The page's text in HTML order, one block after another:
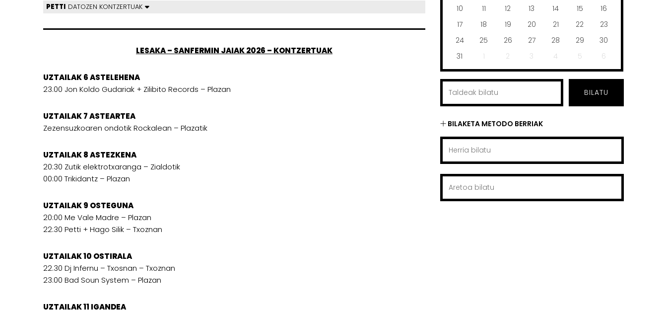
PETTI DATOZEN KONTZERTUAK
LESAKA – SANFERMIN JAIAK 2026 – KONTZERTUAK
UZTAILAK 6 ASTELEHENA
23.00 Jon Koldo Gudariak + Zilibito Records – Plazan
UZTAILAK 7 ASTEARTEA
Zezensuzkoaren ondotik Rockalean – Plazatik
UZTAILAK 8 ASTEZKENA
20:30 Zutik elektrotxaranga – Zialdotik
00:00 Trikidantz – Plazan
UZTAILAK 9 OSTEGUNA
20:00 Me Vale Madre – Plazan
22:30 Petti + Hago Silik – Txoznan
UZTAILAK 10 OSTIRALA
22.30 Dj Infernu – Txosnan – Txoznan
23:00 Bad Soun System – Plazan
UZTAILAK 11 IGANDEA
10
11 12 13 14 15
16
17
18 19 20 21 22
23
24
25 26 27 28 29
30
31
1 2 3 4 5 6
BILATU
BILAKETA METODO BERRIAK